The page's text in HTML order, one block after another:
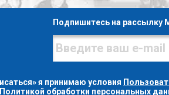
Подпишитесь на рассылку
я принимаю условия
обработки персональных